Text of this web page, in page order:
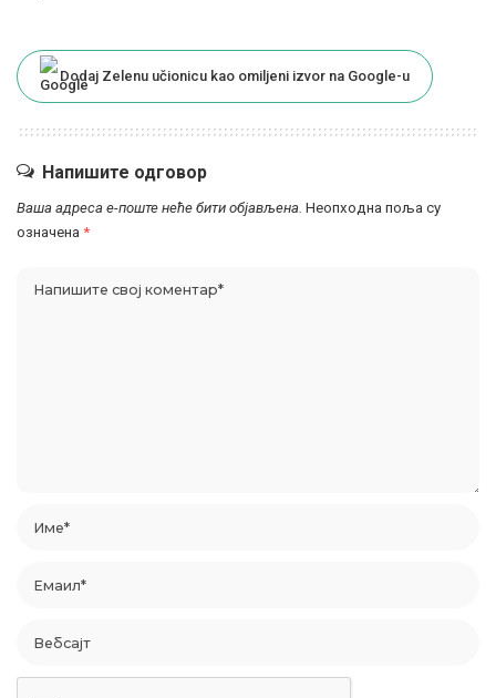
Dodaj Zelenu učionicu kao omiljeni izvor na Google-u
Напишите одговор
Ваша адреса е-поште неће бити објављена. Неопходна поља су
означена *